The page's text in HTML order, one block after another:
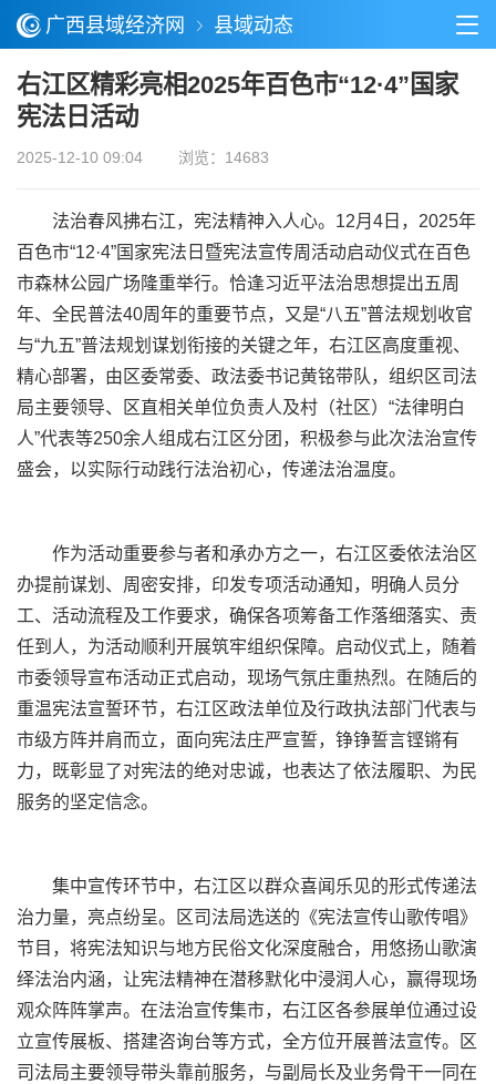
广西县域经济网 县域动态
右江区精彩亮相2025年百色市“12·4”国家
宪法日活动
2025-12-10 09:04 浏览：14683
法治春风拂右江，宪法精神入人心。12月4日，2025年
百色市“12·4”国家宪法日暨宪法宣传周活动启动仪式在百色
市森林公园广场隆重举行。恰逢习近平法治思想提出五周
年、全民普法40周年的重要节点，又是“八五”普法规划收官
与“九五”普法规划谋划衔接的关键之年，右江区高度重视、
精心部署，由区委常委、政法委书记黄铭带队，组织区司法
局主要领导、区直相关单位负责人及村（社区）“法律明白
人”代表等250余人组成右江区分团，积极参与此次法治宣传
盛会，以实际行动践行法治初心，传递法治温度。
作为活动重要参与者和承办方之一，右江区委依法治区
办提前谋划、周密安排，印发专项活动通知，明确人员分
工、活动流程及工作要求，确保各项筹备工作落细落实、责
任到人，为活动顺利开展筑牢组织保障。启动仪式上，随着
市委领导宣布活动正式启动，现场气氛庄重热烈。在随后的
重温宪法宣誓环节，右江区政法单位及行政执法部门代表与
市级方阵并肩而立，面向宪法庄严宣誓，铮铮誓言铿锵有
力，既彰显了对宪法的绝对忠诚，也表达了依法履职、为民
服务的坚定信念。
集中宣传环节中，右江区以群众喜闻乐见的形式传递法
治力量，亮点纷呈。区司法局选送的《宪法宣传山歌传唱》
节目，将宪法知识与地方民俗文化深度融合，用悠扬山歌演
绎法治内涵，让宪法精神在潜移默化中浸润人心，赢得现场
观众阵阵掌声。在法治宣传集市，右江区各参展单位通过设
立宣传展板、搭建咨询台等方式，全方位开展普法宣传。区
司法局主要领导带头靠前服务，与副局长及业务骨干一同在